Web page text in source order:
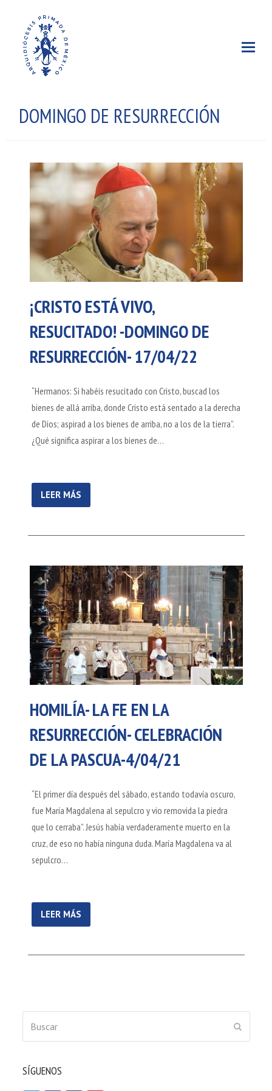
DOMINGO DE RESURRECCIÓN
¡CRISTO ESTÁ VIVO,
RESUCITADO! -DOMINGO DE
RESURRECCIÓN- 17/04/22
“Hermanos: Si habéis resucitado con Cristo, buscad los
bienes de allá arriba, donde Cristo está sentado a la derecha
de Dios; aspirad a los bienes de arriba, no a los de la tierra”.
¿Qué significa aspirar a los bienes de…
LEER MÁS
HOMILÍA- LA FE EN LA
RESURRECCIÓN- CELEBRACIÓN
DE LA PASCUA-4/04/21
“El primer día después del sábado, estando todavía oscuro,
fue María Magdalena al sepulcro y vio removida la piedra
que lo cerraba”. Jesús había verdaderamente muerto en la
cruz, de eso no había ninguna duda. María Magdalena va al
sepulcro…
LEER MÁS
SÍGUENOS